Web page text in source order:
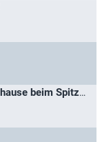
Wir kochen zusammen! – Zuhause beim Spitzenkoch